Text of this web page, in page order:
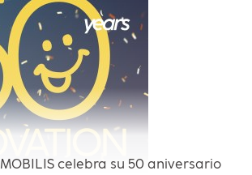
MOBILIS celebra su 50 aniversario